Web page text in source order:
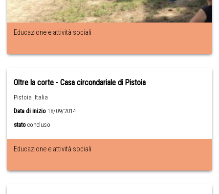
Educazione e attività sociali
Oltre la corte - Casa circondariale di Pistoia
Pistoia ,Italia
Data di inizio 18/09/2014
stato concluso
Educazione e attività sociali